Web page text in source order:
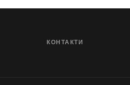
КОНТАКТИ